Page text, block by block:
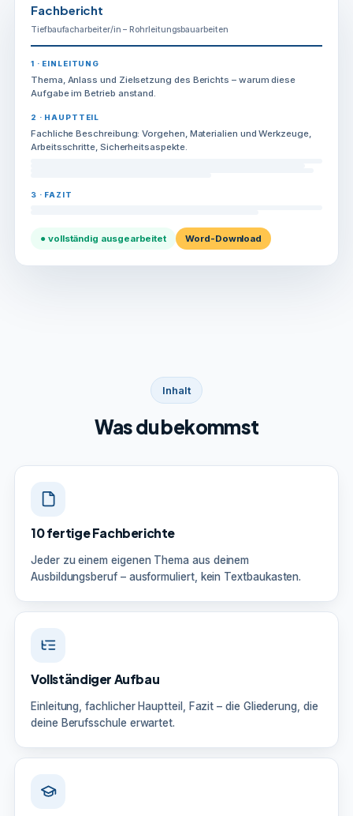
Fachbericht
Tiefbaufacharbeiter/in – Rohrleitungsbauarbeiten
1 · EINLEITUNG
Thema, Anlass und Zielsetzung des Berichts – warum diese
Aufgabe im Betrieb anstand.
2 · HAUPTTEIL
Fachliche Beschreibung: Vorgehen, Materialien und Werkzeuge,
Arbeitsschritte, Sicherheitsaspekte.
3 · FAZIT
● vollständig ausgearbeitet Word-Download
Inhalt
Was du bekommst
10 fertige Fachberichte
Jeder zu einem eigenen Thema aus deinem
Ausbildungsberuf – ausformuliert, kein Textbaukasten.
Vollständiger Aufbau
Einleitung, fachlicher Hauptteil, Fazit – die Gliederung, die
deine Berufsschule erwartet.